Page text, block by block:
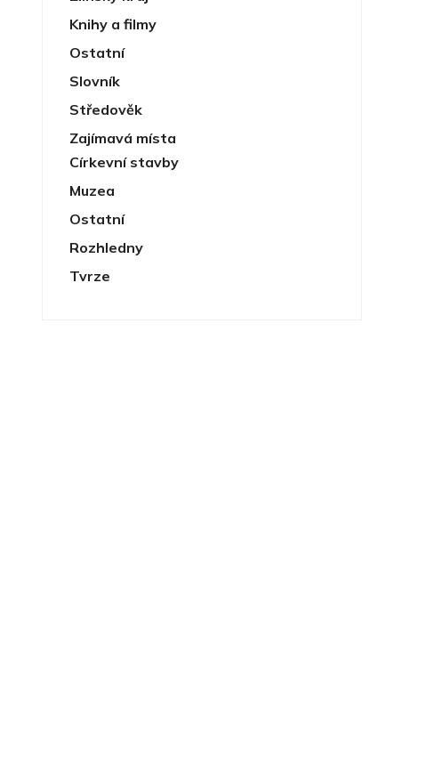
Knihy a filmy
Ostatní
Slovník
Středověk
Zajímavá místa
Církevní stavby
Muzea
Ostatní
Rozhledny
Tvrze